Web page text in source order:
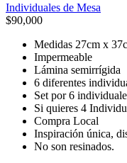
Individuales de Mesa
$90,000
Medidas 27cm x
Impermeable
Lámina semirrígida
6 diferentes
Set por 6
Si quieres 4
Compra Local
Inspiración única,
No son resinados.